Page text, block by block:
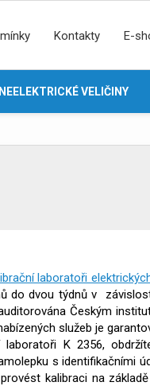
Kontakty E-
NEELEKTRICKÉ VELIČINY
laboratoři
do dvou týdnů v
Českým
služeb je
K 2356,
s identifikačními
kalibraci na